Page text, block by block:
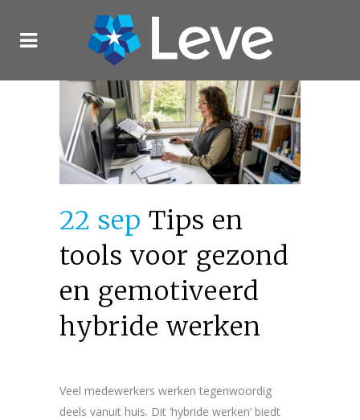
22 sep Tips en
tools voor gezond
en gemotiveerd
hybride werken
Veel medewerkers werken tegenwoordig
deels vanuit huis. Dit ‘hybride werken’ biedt